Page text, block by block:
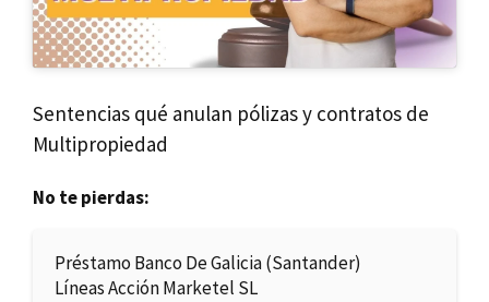
Sentencias qué anulan pólizas y contratos de
Multipropiedad
No te pierdas:
Préstamo Banco De Galicia (Santander)
Líneas Acción Marketel SL